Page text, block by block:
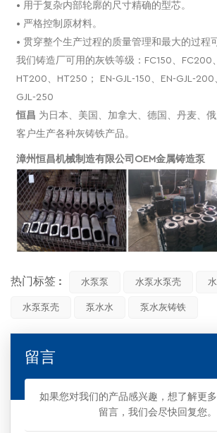
• 用于复杂内部轮廓的尺寸精确的型芯。
• 严格控制原材料。
• 贯穿整个生产过程的质量管理和最大的过程
我们铸造厂可用的灰铁等级：FC150、FC200
HT200、HT250； EN-GJL-150、EN-GJL-200
GJL-250
恒昌 为日本、美国、加拿大、德国、丹麦、
客户生产各种灰铸铁产品。
漳州恒昌机械制造有限公司OEM金属铸造泵
热门标签 : 水泵泵 水泵水泵壳
水泵泵壳 泵水水 泵水灰铸铁
留言
如果您对我们的产品感兴趣，想了解更
留言，我们会尽快回复您。